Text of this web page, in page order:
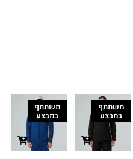
משתתף
במבצע
משתתף
במבצע